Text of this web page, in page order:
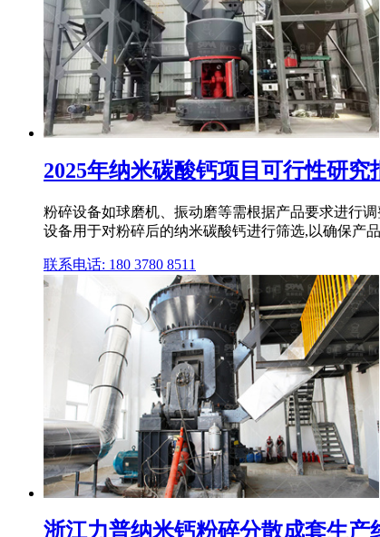
2025年纳米碳酸钙项目可行性研究
粉碎设备如球磨机、振动磨等需根据产品要求进行
设备用于对粉碎后的纳米碳酸钙进行筛选,以确保产品
联系电话: 180 3780 8511
浙江力普纳米钙粉碎分散成套生产